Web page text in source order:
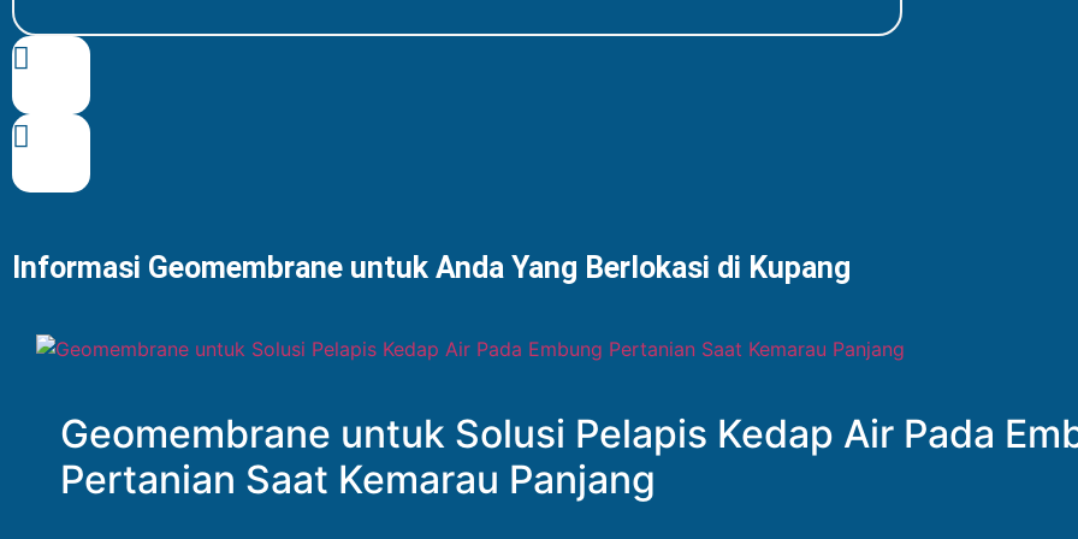
Informasi Geomembrane untuk Anda Yang Berlokasi di Kupang
Geomembrane untuk Solusi Pelapis Kedap Air Pada
Pertanian Saat Kemarau Panjang